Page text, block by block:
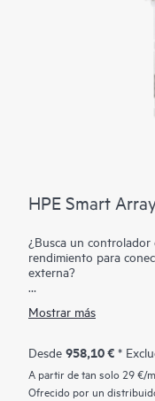
HPE Smart
¿Busca un
rendimiento para
externa?
compatible con 12 Gb/
eficiencia necesarios
del almacenamiento
lanes SAS externas, lo
SAS o SATA en una
Mostrar más
Desde 958,10 € *
A partir de tan solo 29 €/
Ofrecido por un